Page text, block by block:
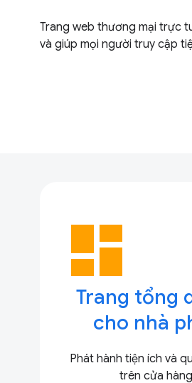
Trang web thương mại trực
và giúp mọi người truy cập
dashboard
Trang tổng
cho nhà
Phát hành tiện ích và
trên cửa